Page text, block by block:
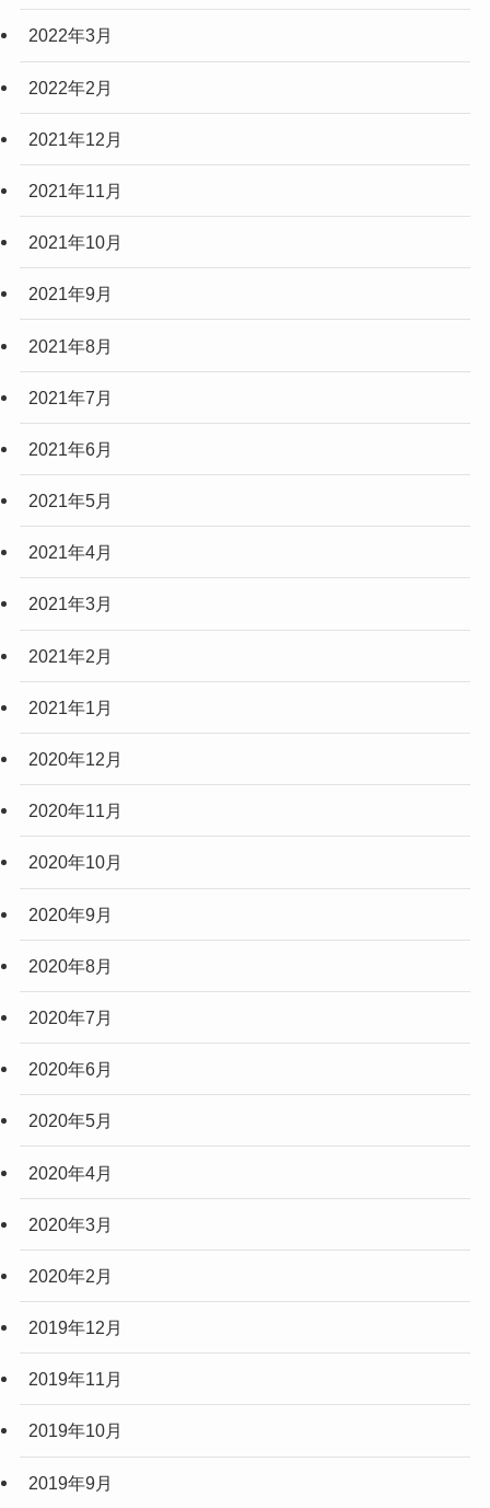
2022年3月
2022年2月
2021年12月
2021年11月
2021年10月
2021年9月
2021年8月
2021年7月
2021年6月
2021年5月
2021年4月
2021年3月
2021年2月
2021年1月
2020年12月
2020年11月
2020年10月
2020年9月
2020年8月
2020年7月
2020年6月
2020年5月
2020年4月
2020年3月
2020年2月
2019年12月
2019年11月
2019年10月
2019年9月